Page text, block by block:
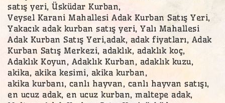
satış yeri, Üsküdar Kurban,
Veysel Karani Mahallesi Adak Kurban Satış Yeri,
Yakacık adak kurban satış yeri, Yalı Mahallesi
Adak Kurban Satış Yeri,adak, adak fiyatları, Adak
Kurban Satış Merkezi, adaklık, adaklık koç,
Adaklık Koyun, Adaklık Kurban, adaklık kuzu,
akika, akika kesimi, akika kurban,
akika kurbanı, canlı hayvan, canlı hayvan satışı,
en ucuz adak, en ucuz kurban, maltepe adak,